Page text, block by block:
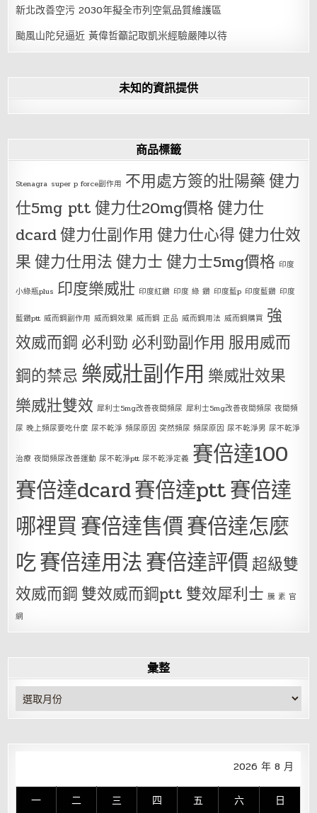
新北改善空污 2030年擬全市列空氣品質維護區
颱風山陀兒逼近 黃偉哲籲記取凱米經驗嚴陣以待
未知的資訊提供
商品標籤
Stenagra super p force副作用 不用處方簽的壯陽藥健力
仕5mg ptt健力仕20mg價格健力仕
dcard健力仕副作用 健力仕心得健力仕效
果健力仕用法健力士健力士5mg價格 印度
小綠瓶plus 印度樂威壯 印度紅鑽 印度 綠 鑽 印度藍p 印度藍鑽 印度
藍鑽ptt 威而鋼副作用 威而鋼效果 威而鋼 正品 威而鋼用法 威而鋼購買 強
效威而鋼 必利勁 必利勁副作用 服用威而
鋼的禁忌 樂威壯副作用 樂威壯效果
樂威壯雙效 犀利士5mg改善夜間頻尿 犀利士5mg改善夜間頻尿 夜間頻
尿 晚上頻尿要吃什麼 尿不乾淨 頻尿原因 突然頻尿 頻尿原因 尿不乾淨男 尿不乾淨
治療 夜間頻尿改善運動 尿不乾淨ptt 尿不乾淨定義 賽倍達100
賽倍達dcard賽倍達ptt賽倍達
哪裡買賽倍達售價賽倍達怎麼
吃賽倍達用法賽倍達評價超級雙
效威而鋼 雙效威而鋼ptt 雙效犀利士 騰 素 官
網
彙整
彙
整
2026 年 8 月
一 二 三 四 五 六 日